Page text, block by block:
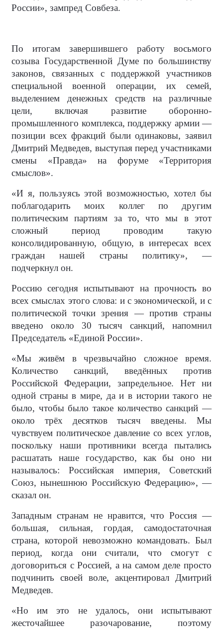
России», зампред Совбеза.
По итогам завершившего работу восьмого
созыва Государственной Думе по большинству
законов, связанных с поддержкой участников
специальной военной операции, их семей,
выделением денежных средств на различные
цели, включая развитие оборонно-
промышленного комплекса, поддержку армии —
позиции всех фракций были одинаковы, заявил
Дмитрий Медведев, выступая перед участниками
смены «Правда» на форуме «Территория
смыслов».
«И я, пользуясь этой возможностью, хотел бы
поблагодарить моих коллег по другим
политическим партиям за то, что мы в этот
сложный период проводим такую
консолидированную, общую, в интересах всех
граждан нашей страны политику», —
подчеркнул он.
Россию сегодня испытывают на прочность во
всех смыслах этого слова: и с экономической, и с
политической точки зрения — против страны
введено около 30 тысяч санкций, напомнил
Председатель «Единой России».
«Мы живём в чрезвычайно сложное время.
Количество санкций, введённых против
Российской Федерации, запредельное. Нет ни
одной страны в мире, да и в истории такого не
было, чтобы было такое количество санкций —
около трёх десятков тысяч введены. Мы
чувствуем политическое давление со всех углов,
поскольку наши противники всегда пытались
расшатать наше государство, как бы оно ни
называлось: Российская империя, Советский
Союз, нынешнюю Российскую Федерацию», —
сказал он.
Западным странам не нравится, что Россия —
большая, сильная, гордая, самодостаточная
страна, которой невозможно командовать. Был
период, когда они считали, что смогут с
договориться с Россией, а на самом деле просто
подчинить своей воле, акцентировал Дмитрий
Медведев.
«Но им это не удалось, они испытывают
жесточайшее разочарование, поэтому